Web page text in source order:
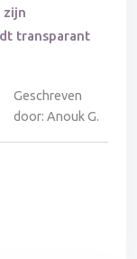
zijn
transparant
Geschreven
door: Anouk G.